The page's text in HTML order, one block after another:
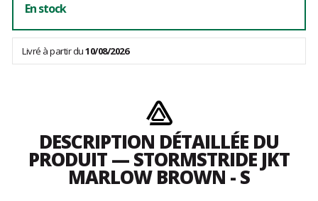
En stock
Livré à partir du10/08/2026
DESCRIPTION DÉTAILLÉE DU
PRODUIT — STORMSTRIDE JKT
MARLOW BROWN - S